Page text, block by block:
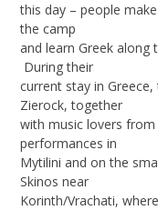
this day – people
the camp
and learn Greek along
During their
current stay in
Zierock, together
with music lovers
performances in
Mytilini and on the
Skinos near
Korinth/Vrachati,